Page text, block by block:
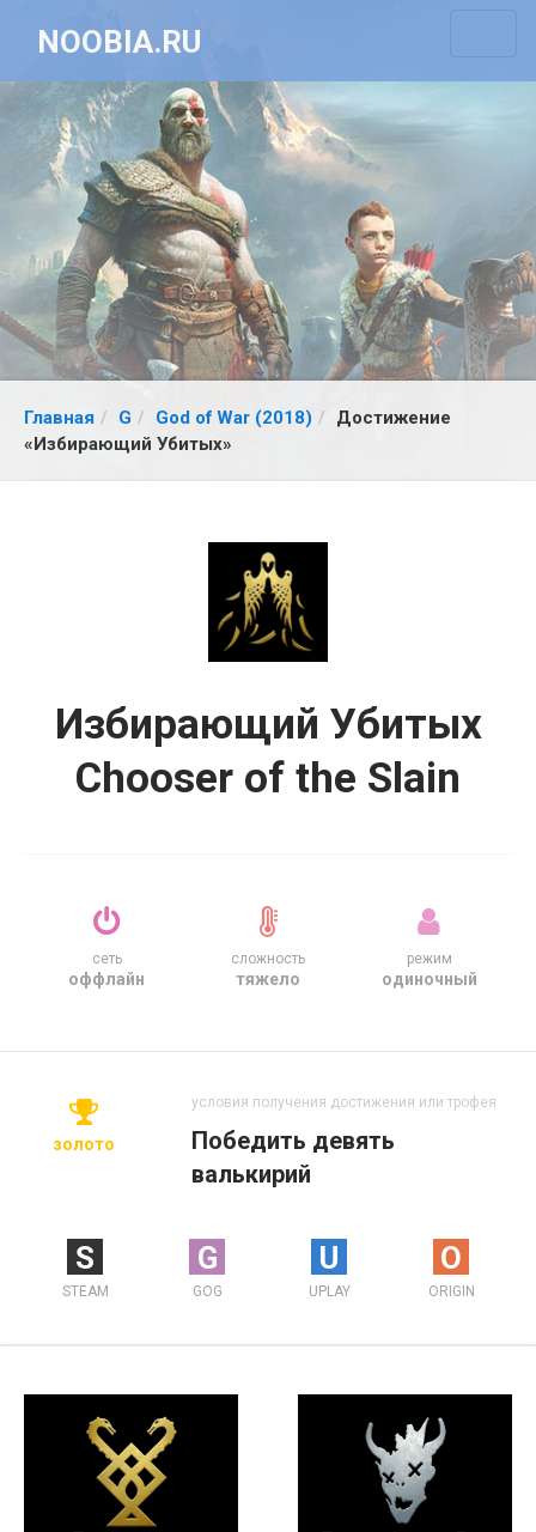
NOOBIA.RU
Главная G God of War (2018)
Достижение
«Избирающий Убитых»
Избирающий Убитых
Chooser of the Slain
сеть
оффлайн
сложность
тяжело
режим
одиночный
золото
условия получения достижения или трофея
Победить девять
валькирий
S
STEAM
G
GOG
U
UPLAY
O
ORIGIN